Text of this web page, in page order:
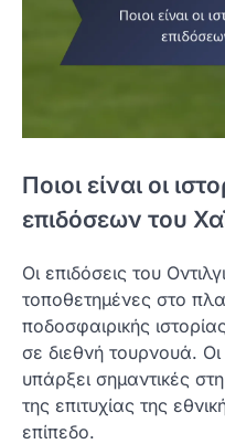
Ποιοι είναι οι
επιδόσεων του
Οι επιδόσεις του
τοποθετημένες στο
ποδοσφαιρικής
σε διεθνή τουρνουά.
υπάρξει σημαντικές
της επιτυχίας της
επίπεδο.